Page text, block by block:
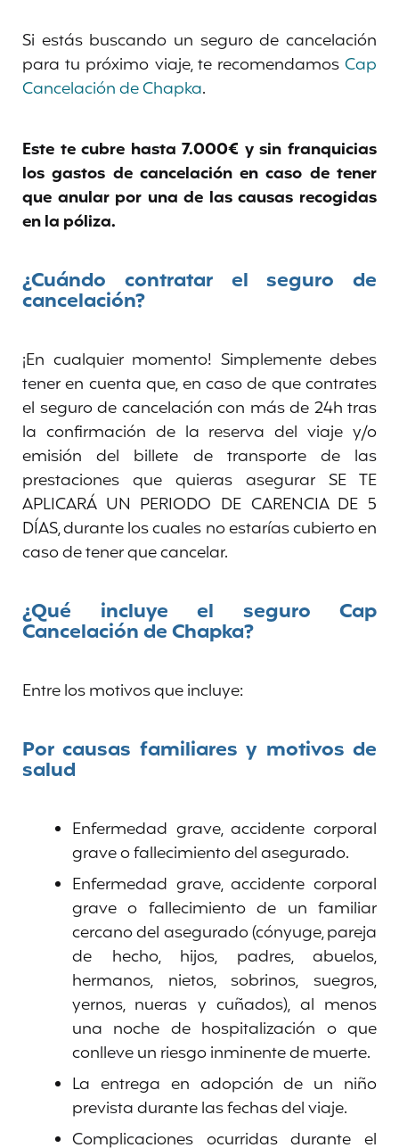
Si estás buscando un seguro de cancelación
para tu próximo viaje, te recomendamos Cap
Cancelación de Chapka.
Este te cubre hasta 7.000€ y sin franquicias
los gastos de cancelación en caso de tener
que anular por una de las causas recogidas
en la póliza.
¿Cuándo contratar el seguro de
cancelación?
¡En cualquier momento! Simplemente debes
tener en cuenta que, en caso de que contrates
el seguro de cancelación con más de 24h tras
la confirmación de la reserva del viaje y/o
emisión del billete de transporte de las
prestaciones que quieras asegurar SE TE
APLICARÁ UN PERIODO DE CARENCIA DE 5
DÍAS, durante los cuales no estarías cubierto en
caso de tener que cancelar.
¿Qué incluye el seguro Cap
Cancelación de Chapka?
Entre los motivos que incluye:
Por causas familiares y motivos de
salud
Enfermedad grave, accidente corporal
grave o fallecimiento del asegurado.
Enfermedad grave, accidente corporal
grave o fallecimiento de un familiar
cercano del asegurado (cónyuge, pareja
de hecho, hijos, padres, abuelos,
hermanos, nietos, sobrinos, suegros,
yernos, nueras y cuñados), al menos
una noche de hospitalización o que
conlleve un riesgo inminente de muerte.
La entrega en adopción de un niño
prevista durante las fechas del viaje.
Complicaciones ocurridas durante el